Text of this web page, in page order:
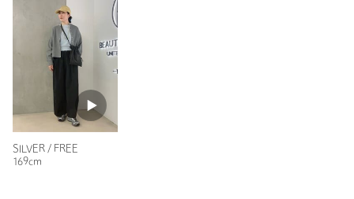
ニックネーム： Ｙ
投稿日： 2026年3月28日
購入カラー：SILVER
小さめのイヤリングですが、デザインが変わっていてつけると
性別：
SILVER / FREE
169cm